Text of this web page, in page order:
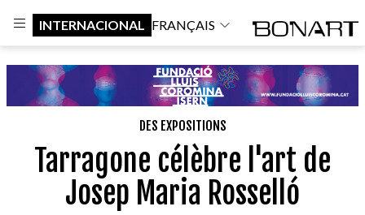
INTERNACIONAL FRANÇAIS
DES EXPOSITIONS
Tarragone célèbre l'art de
Josep Maria Rosselló